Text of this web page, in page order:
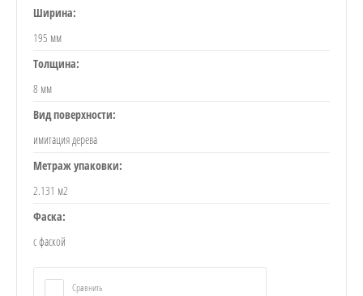
Ширина:
195 мм
Толщина:
8 мм
Вид поверхности:
имитация дерева
Метраж упаковки:
2.131 м2
Фаска:
с фаской
Сравнить